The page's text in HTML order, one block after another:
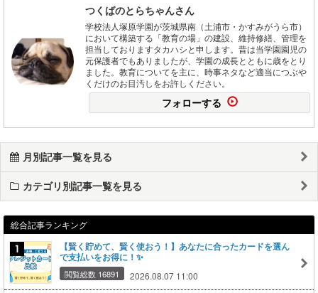
つくばのとらちゃんさん
学校法人塚原学園が茨城県南（土浦市・かすみがうら市）
において構築する「教育の場」の建設、維持修繕、管理を
担当しておりますタカハシと申します。昔は当学園園児の
元保護者でもありましたが、学園の成長とともに歳をとり
ました。教育についてを主に、時事ネタなど適当につぶや
くだけのお目汚しをお許しください。
フォローする
月別記事一覧を見る
カテゴリ別記事一覧を見る
総合記事ランキング
【賢く貯めて、賢く使おう！】あなたに合ったカードを選ん
で支払いをお得に！✨
閲覧総数 16891 2026.08.07 11:00